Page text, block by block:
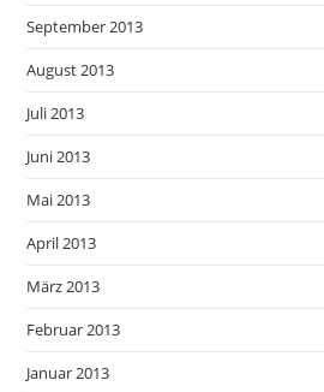
September 2013
August 2013
Juli 2013
Juni 2013
Mai 2013
April 2013
März 2013
Februar 2013
Januar 2013